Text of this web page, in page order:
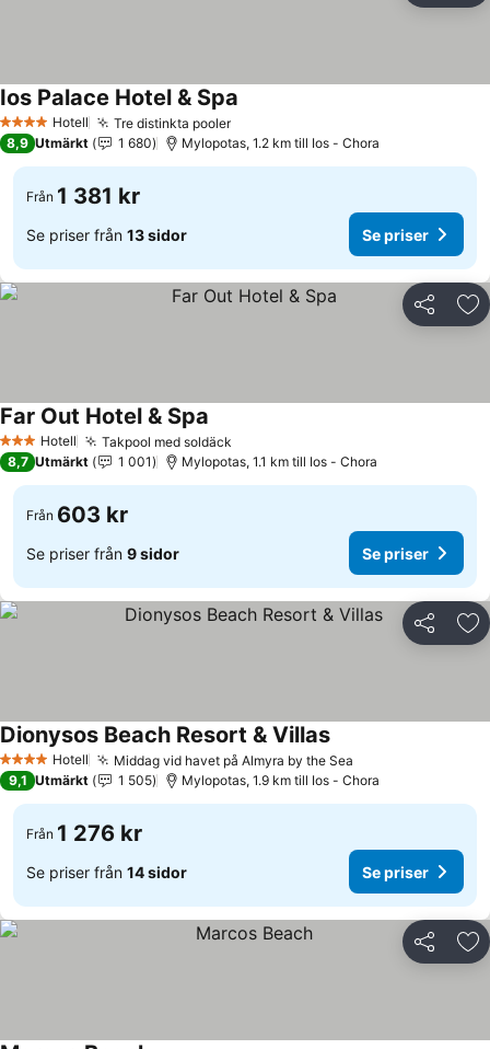
4 StjärnorHotell Tre distinkta poolerSe priser
Ios Palace Hotel & Spa
8,9 Utmärkt 1 680 Mylopotas, 1.2 km till Ios - Chora
Från 1 381 kr
Se priser från 13 sidor Se priser
Dela
3 StjärnorHotell Takpool med soldäck
Far Out Hotel & Spa
8,7 Utmärkt 1 001 Mylopotas, 1.1 km till Ios - Chora
Från 603 kr
Se priser från 9 sidor Se priser
Dela
4 StjärnorHotell Middag vid havet på Almyra by the Sea
Dionysos Beach Resort & VillasSe priser
9,1 Utmärkt 1 505 Mylopotas, 1.9 km till Ios - Chora
Från 1 276 kr
Se priser från 14 sidor Se priser
Dela